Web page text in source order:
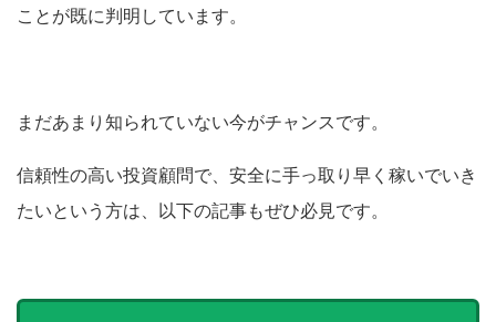
ことが既に判明しています。
まだあまり知られていない今がチャンスです。
信頼性の高い投資顧問で、安全に手っ取り早く稼いでいき
たいという方は、以下の記事もぜひ必見です。